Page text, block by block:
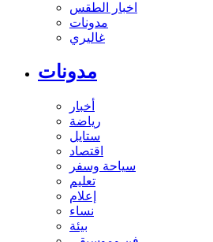
اخبار الطقس
مدونات
غاليري
مدونات
أخبار
رياضة
ستايل
اقتصاد
سياحة وسفر
تعليم
إعلام
نساء
بيئة